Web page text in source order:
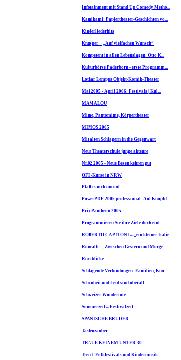
Infotainment mit Stand Up Comedy Metho...
Kamikami: Papiertheater-Geschichten vo...
Kinderliederhits
Knusper – „Auf vielfachen Wunsch“
Kompetent in allen Lebenslagen: Otto K...
Kulturbörse Paderborn - erste Programm...
Lothar Lempps Objekt-Komik-Theater
Mai 2005 - April 2006: Festivals | Kul...
MAMALOU
Mime, Pantomime, Körpertheater
MIMOS 2005
Mit alten Schlagern in die Gegenwart
Neue Theaterschule junge akteure
Nr.02 2005 - Neue Besen kehren gut
OFF-Kurse in NRW
Platt is nich uncool
PowerPDF 2005 professional: Auf Knopfd...
Prix Pantheon 2005
Programmieren Sie ihre Ziele doch einf...
ROBERTO CAPITONI – „ein kleiner Italie...
Roncalli - „Zwischen Gestern und Morge...
Rückblicke
Schlagende Verbindungen: Familien, Kno...
Schönheit und Leid sind überall
Schweizer Wundertüte
Sommerzeit – Festivalzeit
SPANISCHE BRÜDER
Tastenzauber
TRAUE KEINEM UNTER 30
Trend: Folkfestivals und Kindermusik